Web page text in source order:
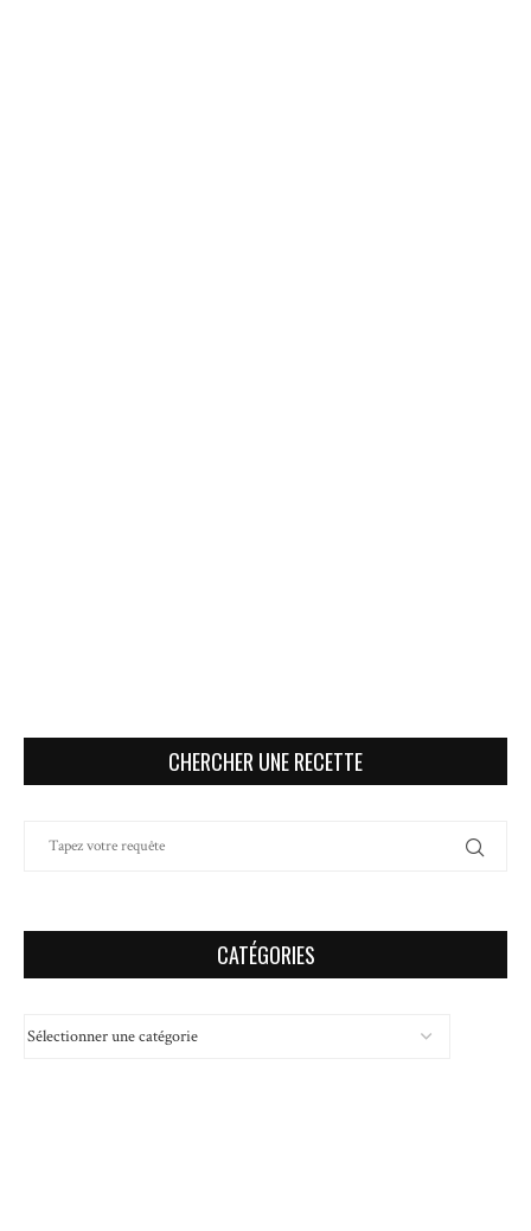
CHERCHER UNE RECETTE
CATÉGORIES